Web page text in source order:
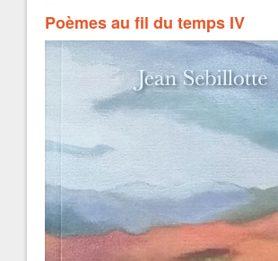
Poèmes au fil du temps IV